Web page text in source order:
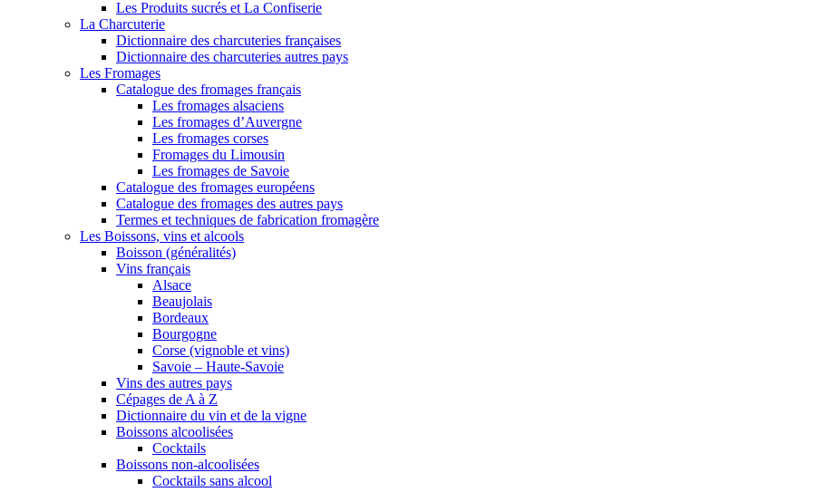
Les Produits sucrés et La Confiserie
La Charcuterie
Dictionnaire des charcuteries françaises
Dictionnaire des charcuteries autres pays
Les Fromages
Catalogue des fromages français
Les fromages alsaciens
Les fromages d’Auvergne
Les fromages corses
Fromages du Limousin
Les fromages de Savoie
Catalogue des fromages européens
Catalogue des fromages des autres pays
Termes et techniques de fabrication fromagère
Les Boissons, vins et alcools
Boisson (généralités)
Vins français
Alsace
Beaujolais
Bordeaux
Bourgogne
Corse (vignoble et vins)
Savoie – Haute-Savoie
Vins des autres pays
Cépages de A à Z
Dictionnaire du vin et de la vigne
Boissons alcoolisées
Cocktails
Boissons non-alcoolisées
Cocktails sans alcool